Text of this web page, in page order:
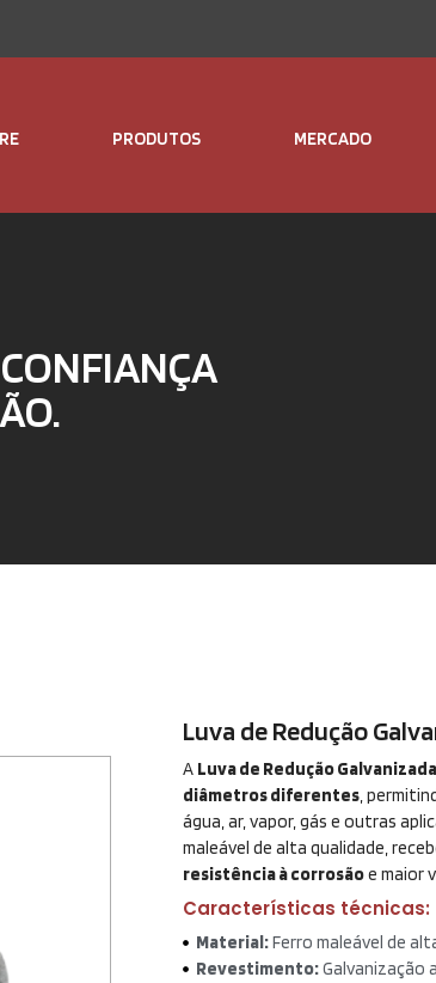
PRODUTOS MERCADO
Luva de Redução
A Luva de Redução Galvanizada
diâmetros diferentes,
água, ar, vapor, gás e outras
maleável de alta qualidade,
resistência à corrosãoe maior
Características técnicas:
Material:Ferro maleável de
Revestimento:Galvanização